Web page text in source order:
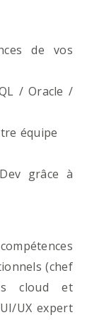
de vos
/ Oracle /
équipe
grâce à
(chef
cloud et
UX expert